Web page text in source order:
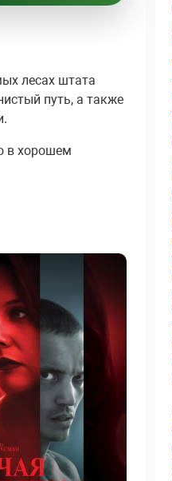
лесах штата
путь, а также
в хорошем